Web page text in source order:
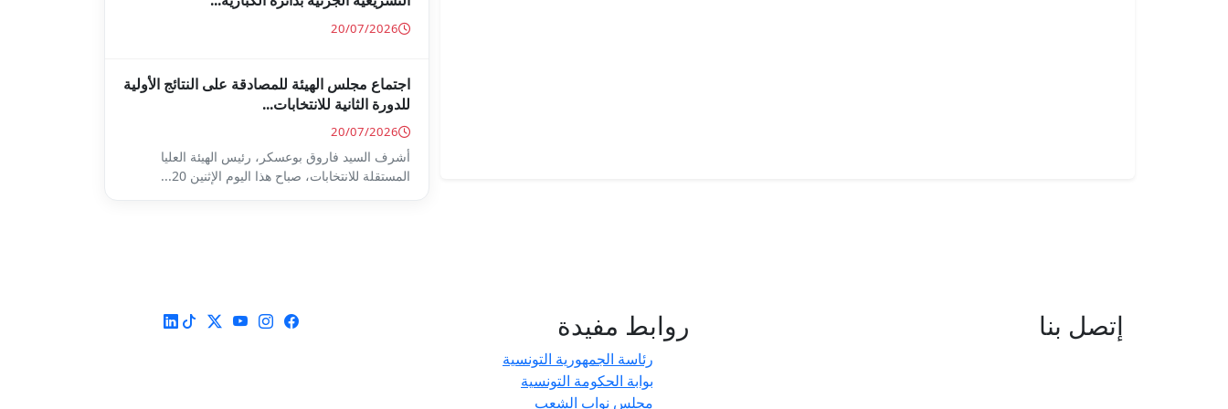
20/07/2026
اجتماع مجلس الهيئة للمصادقة على النتائج الأولية
للدورة الثانية للانتخابات...
20/07/2026
أشرف السيد فاروق بوعسكر، رئيس الهيئة العليا
المستقلة للانتخابات، صباح هذا اليوم الإثنين 20...
إتصل بنا روابط مفيدة
رئاسة الجمهورية التونسية
بوابة الحكومة التونسية
مجلس نواب الشعب